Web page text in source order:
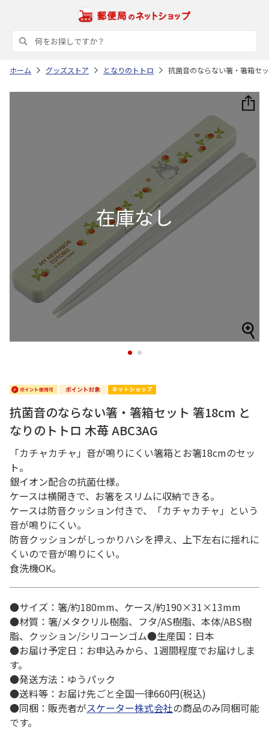
ホーム グッズストア となりのトトロ 抗菌音のならない箸・箸箱セ
1 2
抗菌音のならない箸・箸箱セット 箸18cm と
なりのトトロ 木苺 ABC3AG
「カチャカチャ」音が鳴りにくい箸箱とお箸18cmのセッ
ト。
銀イオン配合の抗菌仕様。
ケースは横開きで、お箸をスリムに収納できる。
ケースは防音クッション付きで、「カチャカチャ」という
音が鳴りにくい。
防音クッションがしっかりハシを押え、上下左右に揺れに
くいので音が鳴りにくい。
食洗機OK。
●サイズ：箸/約180mm、ケース/約190×31×13mm
●材質：箸/メタクリル樹脂、フタ/AS樹脂、本体/ABS樹
脂、クッション/シリコーンゴム●生産国：日本
●お届け予定日：お申込みから、1週間程度でお届けしま
す。
●発送方法：ゆうパック
●送料等：お届け先ごと全国一律660円(税込)
●同梱：販売者がスケーター株式会社の商品のみ同梱可能
です。